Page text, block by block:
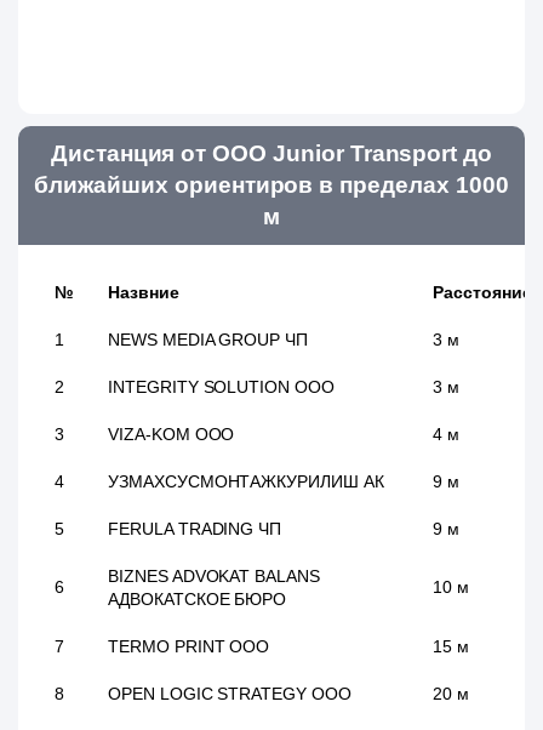
Дистанция от OOO Junior Transport до
ближайших ориентиров в пределах 1000
м
№ Назвние Расстояние
1 NEWS MEDIA GROUP ЧП 3 м
2 INTEGRITY SOLUTION ООО 3 м
3 VIZA-KOM ООО 4 м
4 УЗМАХСУСМОНТАЖКУРИЛИШ АК 9 м
5 FERULA TRADING ЧП 9 м
6
BIZNES ADVOKAT BALANS
АДВОКАТСКОЕ БЮРО
10 м
7 TERMO PRINT ООО 15 м
8 OPEN LOGIC STRATEGY ООО 20 м